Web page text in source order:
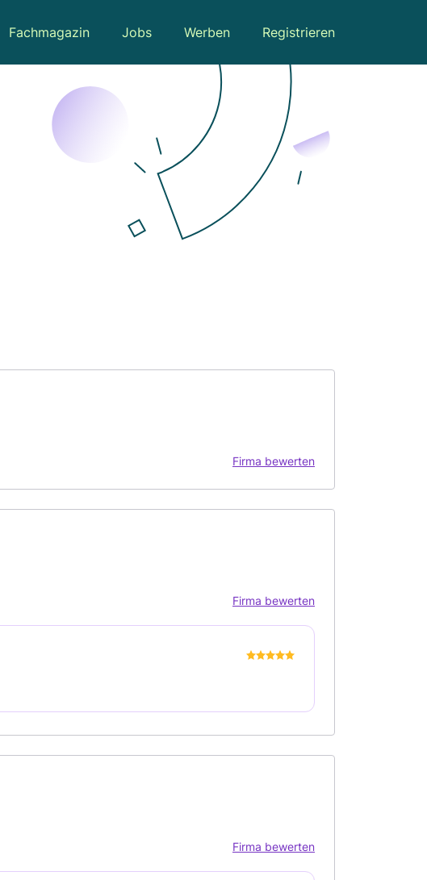
Fachmagazin Jobs Werben Registrieren
Firma bewerten
Firma bewerten
Firma bewerten